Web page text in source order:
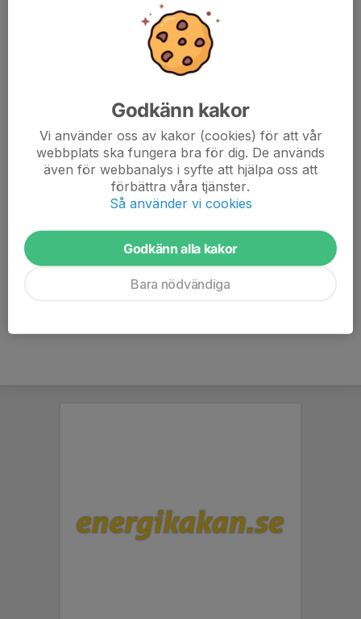
Lämpligast cykel är en s.k linjecykel. Har du TT-cykel
(tricykel), eller linjecykel m tempopinnar, får du cykla
som på tävling med 12m lucka.
linjecykel (racer) TT-cykel (tricykel).
Se till att din cykel är i gott skick och medtag punkakit.
Tänk oxå på att ha tillräckligt med energi med dig.
Cykla-i-grupp_240410_161118.pdf
Godkänn kakor
Vi använder oss av kakor (cookies) för att vår
webbplats ska fungera bra för dig. De används
även för webbanalys i syfte att hjälpa oss att
förbättra våra tjänster.
Så använder vi cookies
Godkänn alla kakor
Bara nödvändiga